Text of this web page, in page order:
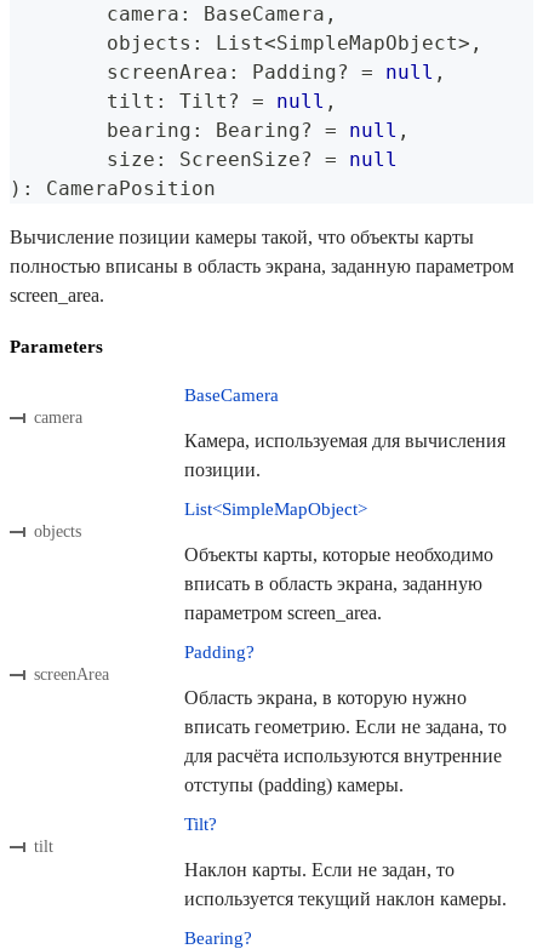
	camera
: BaseCamera ,
	objects
: List<SimpleMapObject> ,
	screenArea
: Padding? = null ,
	tilt
: Tilt ? = null ,
	bearing
: Bearing? = null ,
	size
: ScreenSize? =
null
) : CameraPosition
Вычисление позиции камеры такой, что объекты карты
полностью вписаны в область экрана, заданную параметром
screen_area.
Parameters
camera
BaseCamera
Камера, используемая для вычисления
позиции.
objects
List<SimpleMapObject>
Объекты карты, которые необходимо
вписать в область экрана, заданную
параметром screen_area.
screenArea
Padding?
Область экрана, в которую нужно
вписать геометрию. Если не задана, то
для расчёта используются внутренние
отступы (padding) камеры.
tilt
Tilt?
Наклон карты. Если не задан, то
используется текущий наклон камеры.
Bearing?